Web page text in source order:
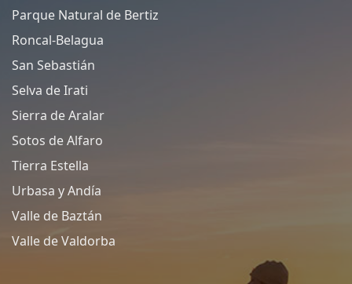
Parque Natural de Bertiz
Roncal-Belagua
San Sebastián
Selva de Irati
Sierra de Aralar
Sotos de Alfaro
Tierra Estella
Urbasa y Andía
Valle de Baztán
Valle de Valdorba